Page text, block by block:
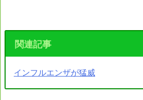
関連記事
インフルエンザが猛威